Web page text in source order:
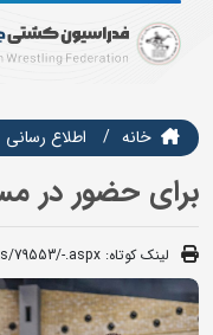
خانه اطلاع رسانی
برای حضور در
لینک کوتاه: 79553/-.aspx